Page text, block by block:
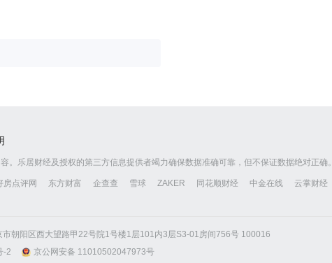
。乐居财经及授权的第三方信息提供者竭力确保数据准确可靠，但不保证数据绝对正确。
房点评网 东方财富 企查查 雪球 ZAKER 同花顺财经 中金在线 云掌财经
朝阳区西大望路甲22号院1号楼1层101内3层S3-01房间756号 100016
-2
京公网安备 11010502047973号